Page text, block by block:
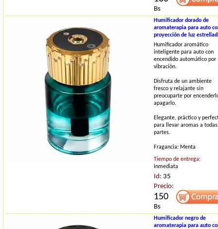
Bs
Humificador dorado de
aromaterapia para auto
proyección de luz
Humificador aromático
inteligente para auto con
encendido automático por
vibración.
Disfruta de un ambiente
fresco y relajante sin
preocuparte por
apagarlo.
Elegante, práctico y
para llevar aromas a todas
partes.
Fragancia: Menta
Tiempo de entrega:
Inmediata
Id: 35
Precio:
150
Bs
Humificador negro de
aromaterapia para auto